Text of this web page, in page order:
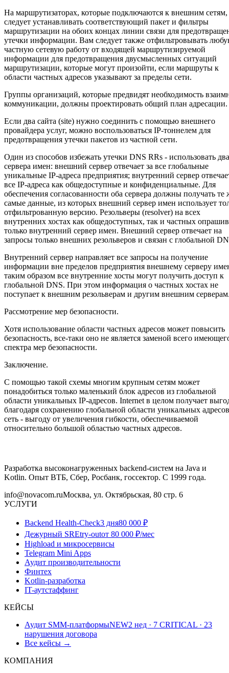
На маршрутизаторах, которые подключаются к внешним сетям,
следует устанавливать соответствующий пакет и фильтры
маршрутизации на обоих концах линии связи для
утечки информации. Вам следует также отфильтровывать
частную сетевую работу от входящей маршрутизируемой
информации для предотвращения двусмысленных ситуаций
маршрутизации, которые могут произойти, если маршруты к
области частных адресов указывают за пределы сети.
Группы организаций, которые предвидят необходимость
коммуникации, должны проектировать общий план адресации.
Если два сайта (site) нужно соединить с помощью внешнего
провайдера услуг, можно воспользоваться IP-тоннелем для
предотвращения утечки пакетов из частной сети.
Один из способов избежать утечки DNS RRs - использовать два
сервера имен: внешний сервер отвечает за все глобальные
уникальные IP-адреса предприятия; внутренний сервер
все IP-адреса как общедоступные и конфиденциальные. Для
обеспечения согласованности оба сервера должны получать те
самые данные, из которых внешний сервер имен использует
отфильтрованную версию. Резольверы (resolver) на всех
внутренних хостах как общедоступных, так и частных
только внутренний сервер имен. Внешний сервер отвечает на
запросы только внешних резольверов и связан с глобальной
Внутренний сервер направляет все запросы на получение
информации вне пределов предприятия внешнему серверу
таким образом все внутренние хосты могут получить доступ к
глобальной DNS. При этом информация о частных хостах не
поступает к внешним резольверам и другим внешним
Рассмотрение мер безопасности.
Хотя использование области частных адресов может повысить
безопасность, все-таки оно не является заменой всего
спектра мер безопасности.
Заключение.
С помощью такой схемы многим крупным сетям может
понадобиться только маленький блок адресов из глобальной
области уникальных IP-адресов. Internet в целом получает
благодаря сохранению глобальной области уникальных
сеть - выгоду от увеличения гибкости, обеспечиваемой
относительно большой областью частных адресов.
Разработка высоконагруженных backend-систем на Java и
Kotlin. Опыт ВТБ, Сбер, Росбанк, госсектор. С 1999 года.
info@novacom.ruМосква, ул. Октябрьская, 80 стр. 6
УСЛУГИ
Backend Health-Check3 дня80 000 ₽
Дежурный SREtry-outот 80 000 ₽/мес
Highload и микросервисы
Telegram Mini Apps
Аудит производительности
Финтех
Kotlin-разработка
IT-аутстаффинг
КЕЙСЫ
Аудит SMM-платформыNEW2 нед · 7 CRITICAL · 23
нарушения договора
Все кейсы →
КОМПАНИЯ